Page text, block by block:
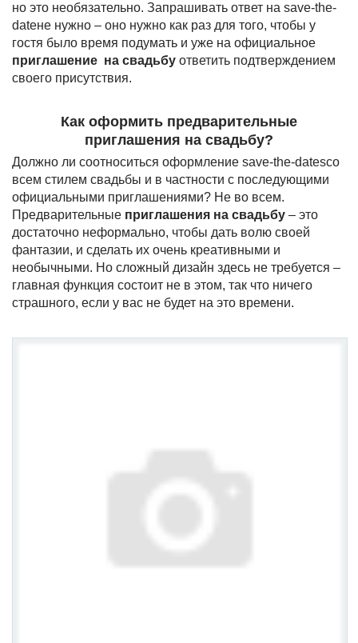
но это необязательно. Запрашивать ответ на save-the-
dateне нужно – оно нужно как раз для того, чтобы у
гостя было время подумать и уже на официальное
приглашение на свадьбу ответить подтверждением
своего присутствия.
Как оформить предварительные
приглашения на свадьбу?
Должно ли соотноситься оформление save-the-datesсо
всем стилем свадьбы и в частности с последующими
официальными приглашениями? Не во всем.
Предварительные приглашения на свадьбу – это
достаточно неформально, чтобы дать волю своей
фантазии, и сделать их очень креативными и
необычными. Но сложный дизайн здесь не требуется –
главная функция состоит не в этом, так что ничего
страшного, если у вас не будет на это времени.